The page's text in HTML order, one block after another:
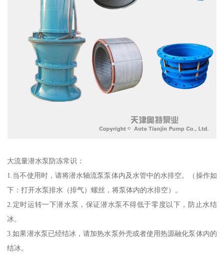
大流量潜水泵防冻常识：
1.当不使用时，请将潜水轴流泵泵体内及水管中的水排空。（操作如
下：打开水泵排水（排气）螺丝，将泵体内的水排空）。
2.定时运转一下潜水泵，保证潜水泵不得低于零度以下，防止水结
冰。
3.如果潜水泵已经结冰，请加热水泵外壳或者使用热源融化泵体内的
结冰。